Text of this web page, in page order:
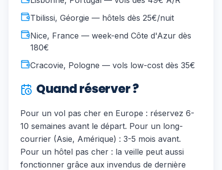
Tbilissi, Géorgie — hôtels dès 25€/nuit
Nice, France — week-end Côte d'Azur dès
180€
Cracovie, Pologne — vols low-cost dès 35€
Quand réserver ?
Pour un vol pas cher en Europe : réservez 6-
10 semaines avant le départ. Pour un long-
courrier (Asie, Amérique) : 3-5 mois avant.
Pour un hôtel pas cher : la veille peut aussi
fonctionner grâce aux invendus de dernière